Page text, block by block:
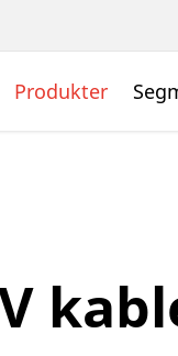
Produkter